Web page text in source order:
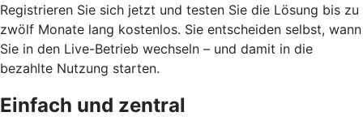
Registrieren Sie sich jetzt und testen Sie die Lösung bis zu
zwölf Monate lang kostenlos. Sie entscheiden selbst, wann
Sie in den Live-Betrieb wechseln – und damit in die
bezahlte Nutzung starten.
Einfach und zentral